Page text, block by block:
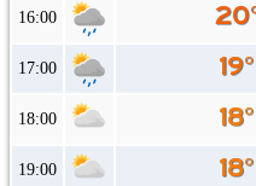
16:00
17:00
18:00
19:00